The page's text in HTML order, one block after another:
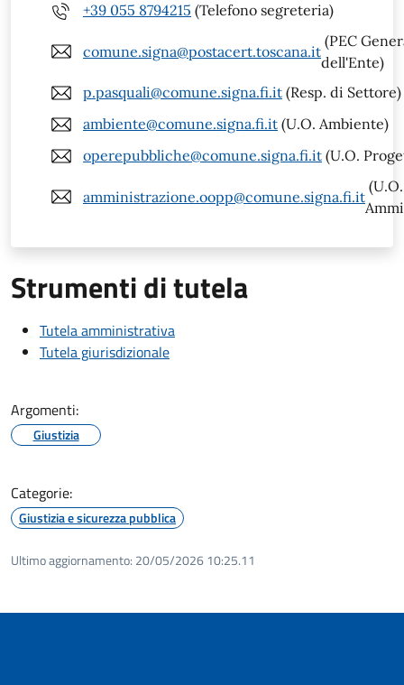
+39 055 8794215 (Telefono segreteria)
comune.signa@postacert.toscana.it
(PEC
dell'Ente)
p.pasquali@comune.signa.fi.it (Resp. di Settore)
ambiente@comune.signa.fi.it (U.O. Ambiente)
operepubbliche@comune.signa.fi.it (U.O.
amministrazione.oopp@comune.signa.fi.it
(U.O.
Strumenti di tutela
Tutela amministrativa
Tutela giurisdizionale
Argomenti:
Giustizia
Categorie:
Giustizia e sicurezza pubblica
Ultimo aggiornamento: 20/05/2026 10:25.11